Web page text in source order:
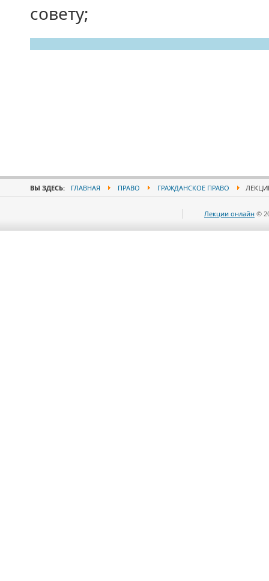
совету;
ВЫ ЗДЕСЬ: ГЛАВНАЯ ПРАВО ГРАЖДАНСКОЕ ПРАВО
Лекции онлайн ©